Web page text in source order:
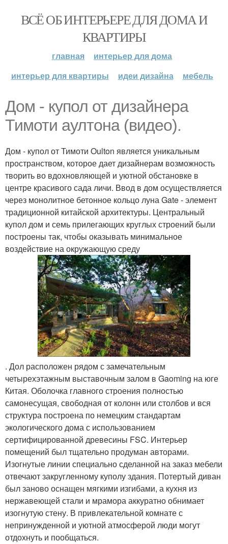
ВСЁ ОБ ИНТЕРЬЕРЕ ДЛЯ ДОМА И
КВАРТИРЫ
главная
интерьер для дома
интерьер для квартиры
идеи дизайна мебель
Дом - купол от дизайнера
Тимоти аултона (видео).
Дом - купол от Тимоти Oulton является уникальным
пространством, которое дает дизайнерам возможность
творить во вдохновляющей и уютной обстановке в
центре красивого сада личи. Ввод в дом осуществляется
через монолитное бетонное кольцо луна Gate - элемент
традиционной китайской архитектуры. Центральный
купол дом и семь прилегающих круглых строений были
построены так, чтобы оказывать минимальное
воздействие на окружающую среду
. Дол расположен рядом с замечательным
четырехэтажным выставочным залом в Gaoming на юге
Китая. Оболочка главного строения полностью
самонесущая, свободная от колонн или столбов и вся
структура построена по немецким стандартам
экологического дома с использованием
сертифицированной древесины FSC. Интерьер
помещений был тщательно продуман авторами.
Изогнутые линии специально сделанной на заказ мебели
отвечают закругленному куполу здания. Потертый диван
был заново оснащен мягкими изгибами, а кухня из
нержавеющей стали и мрамора аккуратно обнимает
изогнутую стену. В привлекательной комнате с
непринужденной и уютной атмосферой люди могут
отдохнуть и пообщаться.